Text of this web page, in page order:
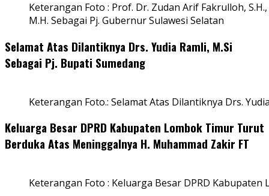
Keterangan Foto : Prof. Dr. Zudan Arif Fakrulloh, S.H.,
M.H. Sebagai Pj. Gubernur Sulawesi Selatan
Selamat Atas Dilantiknya Drs. Yudia Ramli, M.Si
Sebagai Pj. Bupati Sumedang
Keterangan Foto.: Selamat Atas Dilantiknya Drs.
Keluarga Besar DPRD Kabupaten Lombok Timur Turut
Berduka Atas Meninggalnya H. Muhammad Zakir FT
Keterangan Foto : Keluarga Besar DPRD